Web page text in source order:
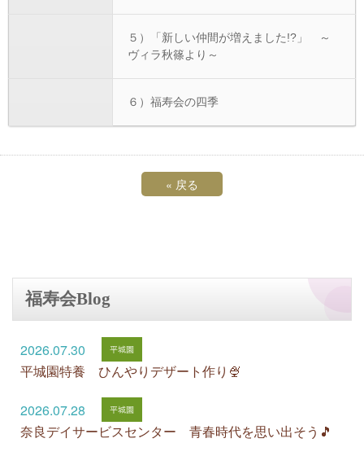
５）「新しい仲間が増えました!?」 ～
ヴィラ秋篠より～
６）福寿会の四季
« 戻る
福寿会Blog
2026.07.30
平城園特養 ひんやりデザート作り🍨
2026.07.28
奈良デイサービスセンター 青春時代を思い出そう🎵